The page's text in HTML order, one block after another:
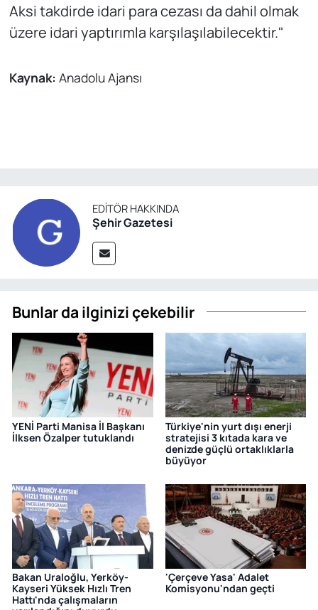
Aksi takdirde idari para cezası da dahil olmak
üzere idari yaptırımla karşılaşılabilecektir."
Kaynak: Anadolu Ajansı
EDITÖR HAKKINDA
Şehir Gazetesi
Bunlar da ilginizi çekebilir
YENİ Parti Manisa İl Başkanı
İlksen Özalper tutuklandı
Türkiye'nin yurt dışı enerji
stratejisi 3 kıtada kara ve
denizde güçlü ortaklıklarla
büyüyor
Bakan Uraloğlu, Yerköy-
Kayseri Yüksek Hızlı Tren
Hattı'nda çalışmaların
'Çerçeve Yasa' Adalet
Komisyonu'ndan geçti